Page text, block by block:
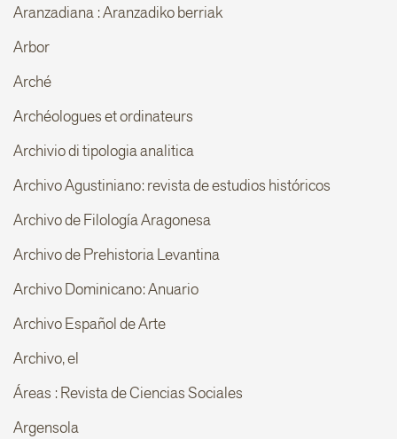
Aranzadiana : Aranzadiko berriak
Arbor
Arché
Archéologues et ordinateurs
Archivio di tipologia analitica
Archivo Agustiniano: revista de estudios históricos
Archivo de Filología Aragonesa
Archivo de Prehistoria Levantina
Archivo Dominicano: Anuario
Archivo Español de Arte
Archivo, el
Áreas : Revista de Ciencias Sociales
Argensola